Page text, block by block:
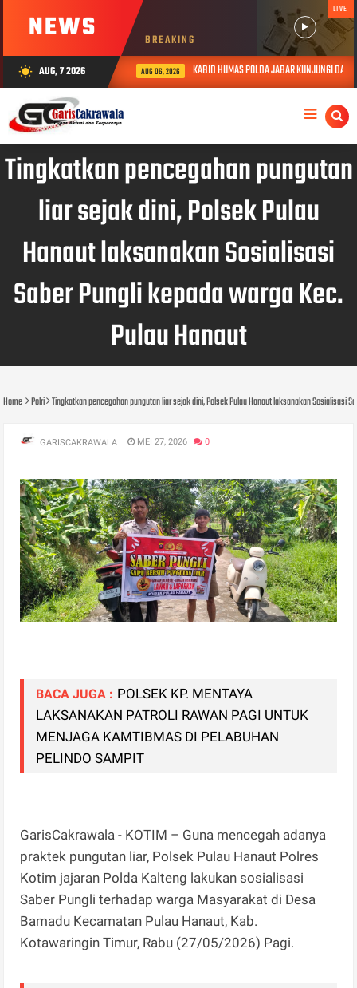
NEWS BREAKING
LIVE
wb_sunny AUG, 7 2026 AUG 06, 2026 KABID HUMAS POLDA JABAR KUNJUNGI DAN
Tingkatkan pencegahan pungutan
liar sejak dini, Polsek Pulau
Hanaut laksanakan Sosialisasi
Saber Pungli kepada warga Kec.
Pulau Hanaut
Home Polri Tingkatkan pencegahan pungutan liar sejak dini, Polsek Pulau Hanaut laksanakan Sosialisasi
GARISCAKRAWALA MEI 27, 2026 0
BACA JUGA : POLSEK KP. MENTAYA
LAKSANAKAN PATROLI RAWAN PAGI UNTUK
MENJAGA KAMTIBMAS DI PELABUHAN
PELINDO SAMPIT
GarisCakrawala - KOTIM – Guna mencegah adanya
praktek pungutan liar, Polsek Pulau Hanaut Polres
Kotim jajaran Polda Kalteng lakukan sosialisasi
Saber Pungli terhadap warga Masyarakat di Desa
Bamadu Kecamatan Pulau Hanaut, Kab.
Kotawaringin Timur, Rabu (27/05/2026) Pagi.